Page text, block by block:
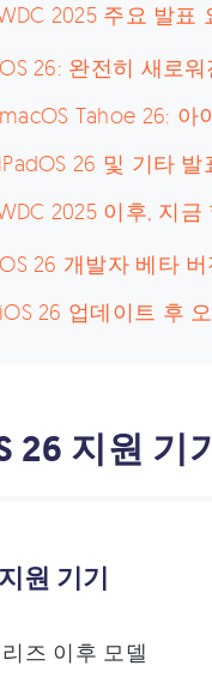
2025 주요 발표
26: 완전히 새로
Tahoe 26: 아
26 및 기타 발
2025 이후, 지금
26 개발자 베타
26 업데이트 후
26 지원 기
원 기기
리즈 이후 모델